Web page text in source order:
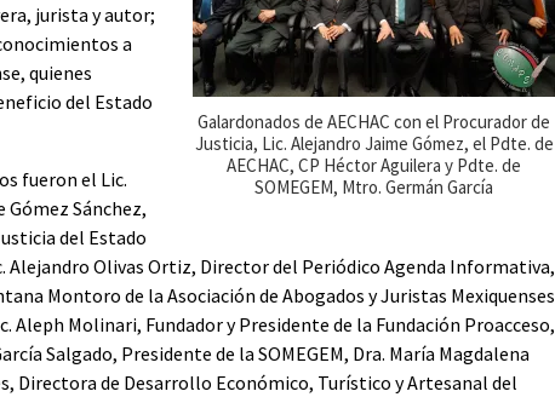
Galardonados de AECHAC con el Procurador de
Justicia, Lic. Alejandro Jaime Gómez, el Pdte. de
AECHAC, CP Héctor Aguilera y Pdte. de
SOMEGEM, Mtro. Germán García
jurista y autor;
a
quienes
del Estado
fueron el Lic.
Sánchez,
del Estado
Alejandro Olivas Ortiz, Director del Periódico Agenda Informativa,
Montoro de la Asociación de Abogados y Juristas Mexiquenses
Aleph Molinari, Fundador y Presidente de la Fundación Proacceso,
Salgado, Presidente de la SOMEGEM, Dra. María Magdalena
Directora de Desarrollo Económico, Turístico y Artesanal del